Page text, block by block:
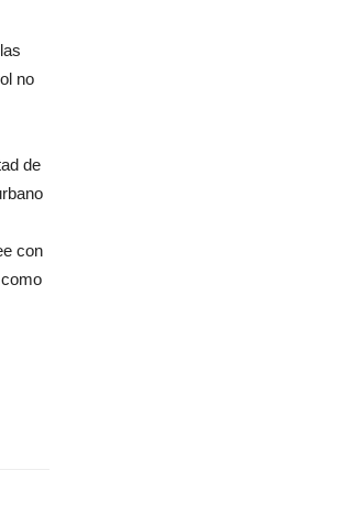
no
de
con